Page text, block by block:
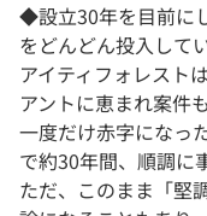
◆設立30年を目前に
をどんどん投入して
アイティフォレスト
アントに恵まれ案件
一度だけ赤字になっ
で約30年間、順調に
ただ、このまま「堅